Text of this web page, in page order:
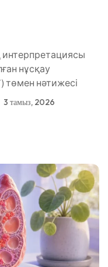
нұсқау
төмен нәтижесі
тым аз екенін
TSAT,
~11 минут 📅 3 тамыз,
3 тамыз, 2026